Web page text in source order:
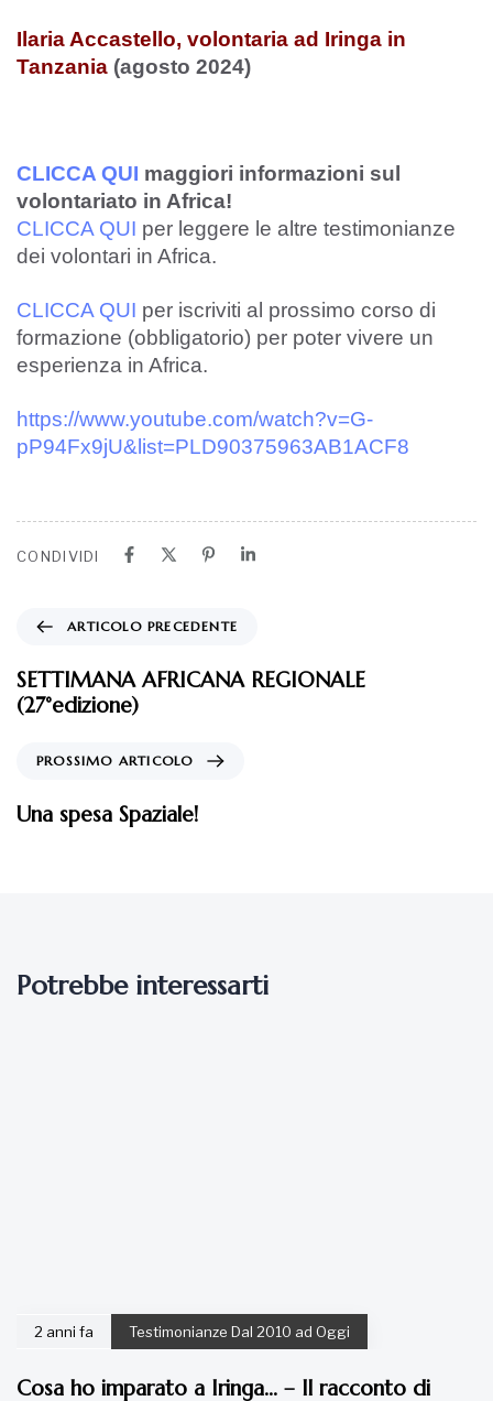
Ilaria Accastello, volontaria ad Iringa in
Tanzania (agosto 2024)
CLICCA QUI maggiori informazioni sul
volontariato in Africa!
CLICCA QUI per leggere le altre testimonianze
dei volontari in Africa.
CLICCA QUI per iscriviti al prossimo corso di
formazione (obbligatorio) per poter vivere un
esperienza in Africa.
https://www.youtube.com/watch?v=G-
pP94Fx9jU&list=PLD90375963AB1ACF8
CONDIVIDI
ARTICOLO PRECEDENTE
SETTIMANA AFRICANA REGIONALE
(27°edizione)
PROSSIMO ARTICOLO
Una spesa Spaziale!
Potrebbe interessarti
2 anni fa Testimonianze Dal 2010 ad Oggi
Cosa ho imparato a Iringa… – Il racconto di